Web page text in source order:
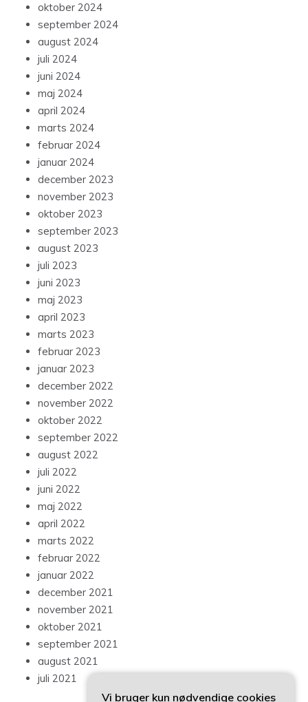
oktober 2024
september 2024
august 2024
juli 2024
juni 2024
maj 2024
april 2024
marts 2024
februar 2024
januar 2024
december 2023
november 2023
oktober 2023
september 2023
august 2023
juli 2023
juni 2023
maj 2023
april 2023
marts 2023
februar 2023
januar 2023
december 2022
november 2022
oktober 2022
september 2022
august 2022
juli 2022
juni 2022
maj 2022
april 2022
marts 2022
februar 2022
januar 2022
december 2021
november 2021
oktober 2021
september 2021
august 2021
juli 2021
Vi bruger kun nødvendige cookies